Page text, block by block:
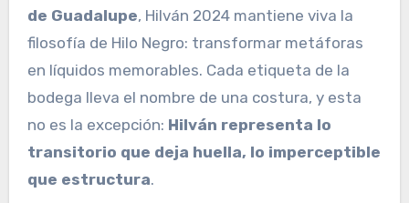
de Guadalupe, Hilván 2024 mantiene viva la
filosofía de Hilo Negro: transformar metáforas
en líquidos memorables. Cada etiqueta de la
bodega lleva el nombre de una costura, y esta
no es la excepción: Hilván representa lo
transitorio que deja huella, lo imperceptible
que estructura.